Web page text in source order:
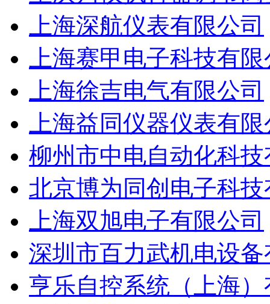
上海深航仪表有限公司
上海赛甲电子科技有
上海徐吉电气有限公司
上海益同仪器仪表有
柳州市中电自动化科
北京博为同创电子科
上海双旭电子有限公司
深圳市百力武机电设
亨乐自控系统（上海